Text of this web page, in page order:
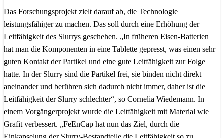
Das Forschungsprojekt zielt darauf ab, die Technologie
leistungsfähiger zu machen. Das soll durch eine Erhöhung der
Leitfähigkeit des Slurrys geschehen. „In früheren Eisen-Batterien
hat man die Komponenten in eine Tablette gepresst, was einen sehr
guten Kontakt der Partikel und eine gute Leitfähigkeit zur Folge
hatte. In der Slurry sind die Partikel frei, sie binden nicht direkt
aneinander und berühren sich dadurch nicht immer, daher ist die
Leitfähigkeit der Slurry schlechter“, so Cornelia Wiedemann. In
einem Vorgängerprojekt wurde die Leitfähigkeit mit Material wie
Grafit verbessert. „FeEnCap hat nun das Ziel, durch die
Einkapselung der Slurry-Bestandteile die Leitfähigkeit so zu